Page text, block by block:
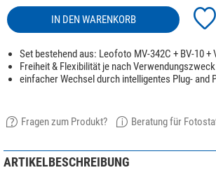
IN DEN WARENKORB
Set bestehend aus: Leofoto MV-342C + BV-10 +
Freiheit & Flexibilität je nach Verwendungszweck
einfacher Wechsel durch intelligentes Plug- and
Fragen zum Produkt? Beratung für
ARTIKELBESCHREIBUNG